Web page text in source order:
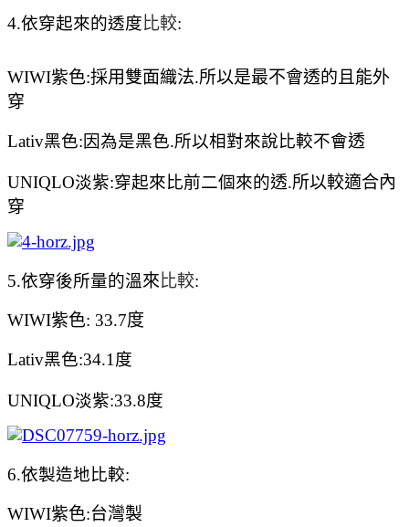
4.依穿起來的透度 比較:
WIWI紫色:採用雙面織法.所以是最不會透的且能外
穿
Lativ黑色:因為是黑色.所以相對來說比較不會透
UNIQLO淡紫:穿起來比前二個來的透.所以較適合內
穿
5.依穿後所量的溫來 比較:
WIWI紫色: 33.7度
Lativ黑色:34.1度
UNIQLO淡紫:33.8度
6.依製造地比較:
WIWI紫色:台灣製